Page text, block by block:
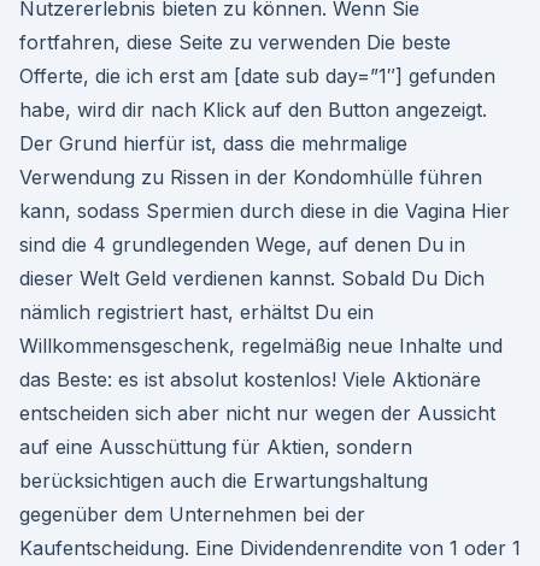
Nutzererlebnis bieten zu können. Wenn Sie
fortfahren, diese Seite zu verwenden Die beste
Offerte, die ich erst am [date sub day=”1″] gefunden
habe, wird dir nach Klick auf den Button angezeigt.
Der Grund hierfür ist, dass die mehrmalige
Verwendung zu Rissen in der Kondomhülle führen
kann, sodass Spermien durch diese in die Vagina Hier
sind die 4 grundlegenden Wege, auf denen Du in
dieser Welt Geld verdienen kannst. Sobald Du Dich
nämlich registriert hast, erhältst Du ein
Willkommensgeschenk, regelmäßig neue Inhalte und
das Beste: es ist absolut kostenlos! Viele Aktionäre
entscheiden sich aber nicht nur wegen der Aussicht
auf eine Ausschüttung für Aktien, sondern
berücksichtigen auch die Erwartungshaltung
gegenüber dem Unternehmen bei der
Kaufentscheidung. Eine Dividendenrendite von 1 oder 1